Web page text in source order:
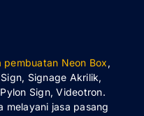
pembuatan Neon Box,
Signage Akrilik,
Sign, Videotron.
melayani jasa pasang